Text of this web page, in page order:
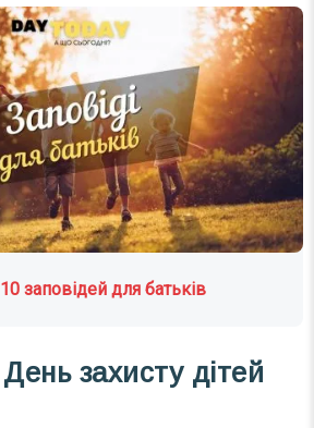
10 заповідей для батьків
День захисту дітей